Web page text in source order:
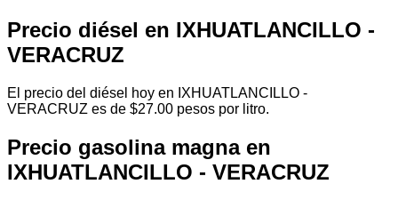
Precio diésel en IXHUATLANCILLO -
VERACRUZ
El precio del diésel hoy en IXHUATLANCILLO -
VERACRUZ es de $27.00 pesos por litro.
Precio gasolina magna en
IXHUATLANCILLO - VERACRUZ